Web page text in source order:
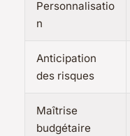
Personnalisatio
n
Anticipation
des risques
Maîtrise
budgétaire